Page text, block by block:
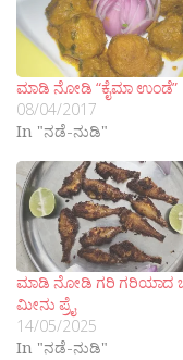
ಮಾಡಿ ನೋಡಿ “ಕೈಮಾ ಉಂಡೆ”
08/04/2017
In "ನಡೆ-ನುಡಿ"
ಮಾಡಿ ನೋಡಿ ಗರಿ ಗರಿಯಾದ
ಮೀನು ಪ್ರೈ
14/05/2025
In "ನಡೆ-ನುಡಿ"